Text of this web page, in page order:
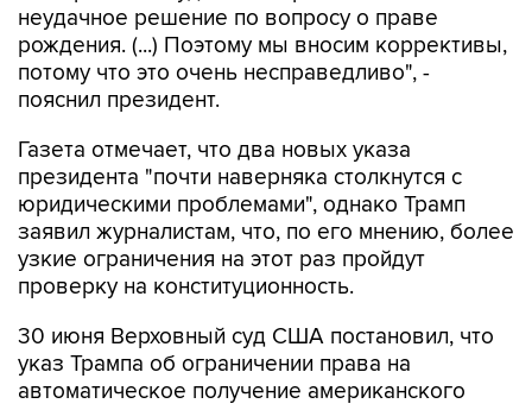
неудачное решение по вопросу о праве
рождения. (...) Поэтому мы вносим коррективы,
потому что это очень несправедливо", -
пояснил президент.
Газета отмечает, что два новых указа
президента "почти наверняка столкнутся с
юридическими проблемами", однако Трамп
заявил журналистам, что, по его мнению, более
узкие ограничения на этот раз пройдут
проверку на конституционность.
30 июня Верховный суд США постановил, что
указ Трампа об ограничении права на
автоматическое получение американского